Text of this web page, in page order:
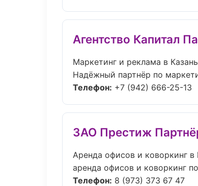
Агентство Капитал
Маркетинг и реклама в Казань
Надёжный партнёр по
Телефон: +7 (942) 666-25-13
ЗАО Престиж
Аренда офисов и коворкинг в
аренда офисов и коворкинг
Телефон: 8 (973) 373 67 47